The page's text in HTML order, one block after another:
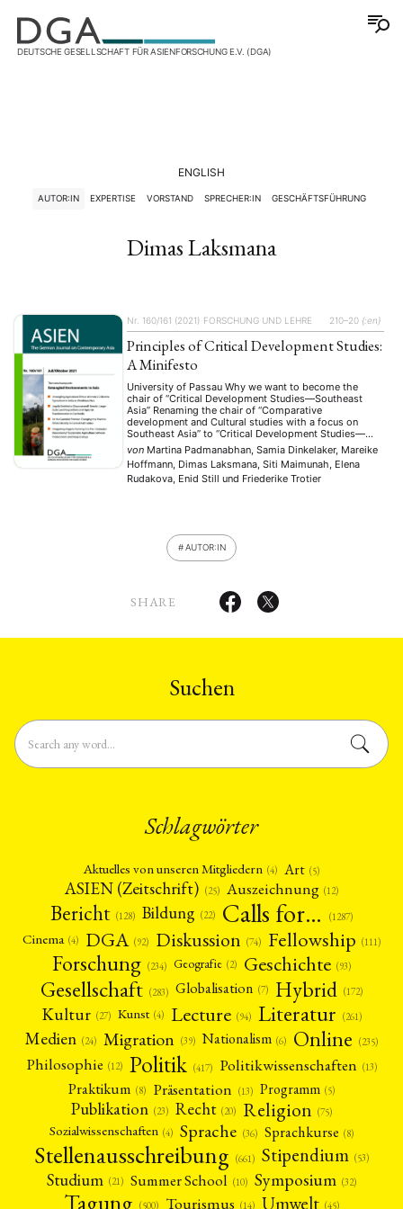
DEUTSCHE GESELLSCHAFT FÜR ASIENFORSCHUNG E.V. (DGA)
ENGLISH
AUTOR:IN EXPERTISE VORSTAND SPRECHER:IN GESCHÄFTSFÜHRUNG
Dimas Laksmana
Nr. 160/161 (2021) FORSCHUNG UND LEHRE 210–20 {:en}
Principles of Critical Development Studies:
A Minifesto
University of Passau Why we want to become the
chair of “Critical Development Studies—Southeast
Asia” Renaming the chair of “Comparative
development and Cultural studies with a focus on
Southeast Asia” to “Critical Development Studies—
Southeast Asia” is the outcome of an intense
intellectual, political and yet intimate process over the
last three years. In autumn 2019 …
von Martina Padmanabhan, Samia Dinkelaker, Mareike
Hoffmann, Dimas Laksmana, Siti Maimunah, Elena
Rudakova, Enid Stillund Friederike Trotier
AUTOR:IN
SHARE
Suchen
Schlagwörter
Aktuelles von unseren Mitgliedern (4) Art (5)
ASIEN (Zeitschrift) (25) Auszeichnung (12)
Bericht (128) Bildung (22) Calls for… (1287)
Cinema (4) DGA (92) Diskussion (74) Fellowship (111)
Forschung (234) Geografie (2) Geschichte (93)
Gesellschaft (283) Globalisation (7) Hybrid (172)
Kultur (27) Kunst (4) Lecture (94) Literatur (261)
Medien (24) Migration (39) Nationalism (6) Online (235)
Philosophie (12) Politik (417) Politikwissenschaften (13)
Praktikum (8) Präsentation (13) Programm (5)
Publikation (23) Recht (20) Religion (75)
Sozialwissenschaften (4) Sprache (36) Sprachkurse (8)
Stellenausschreibung (661) Stipendium (53)
Studium (21) Summer School (10) Symposium (32)
Tagung (500) Tourismus (14) Umwelt (45)